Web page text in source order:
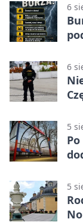
6
6
5
5